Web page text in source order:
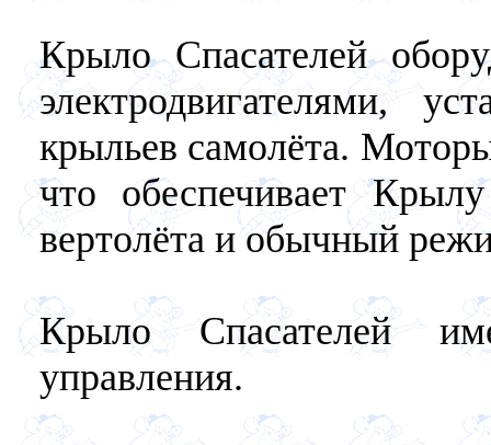
Крыло Спасателей
электродвигателями,
крыльев самолёта.
что обеспечивает
вертолёта и обычный
Крыло Спасателей
управления.